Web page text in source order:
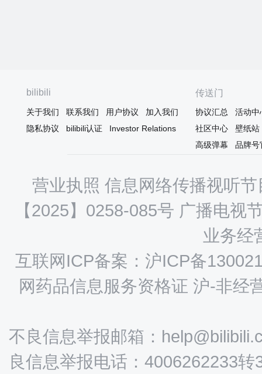
bilibili
关于我们 联系我们 用户协议
加入我们
隐私协议
bilibili认证 Investor Relations
传送门
协议汇总
活动中
社区中心
壁纸站
高级弹幕
品牌号
营业执照 信息网络传播视听
【2025】0258-085号 广播电视
业务经
互联网ICP备案：沪ICP备
网药品信息服务资格证 沪-非经
不良信息举报邮箱：
良信息举报电话：4006262233转